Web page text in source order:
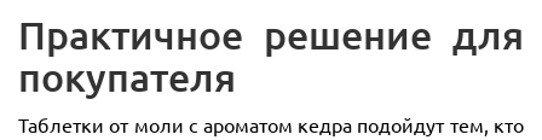
Практичное решение для
покупателя
Таблетки от моли с ароматом кедра подойдут тем, кто